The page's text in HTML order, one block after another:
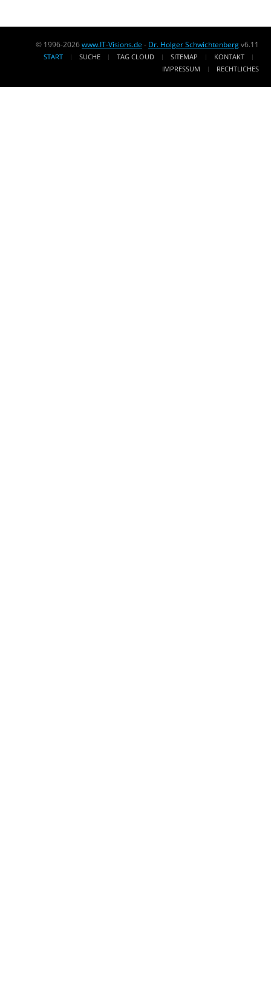
© 1996-2026www.IT-Visions.de - Dr. Holger Schwichtenbergv6.11
START SUCHE TAG CLOUD SITEMAP
KONTAKT
IMPRESSUM
RECHTLICHES